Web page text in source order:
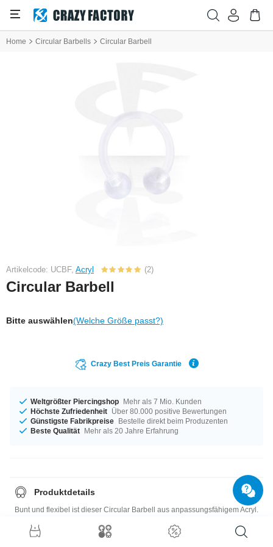
Home Circular Barbells Circular Barbell
Artikelcode: UCBF, Acryl (2)
Circular Barbell
Bitte auswählen(Welche Größe passt?)
Crazy Best Preis Garantie
Weltgrößter Piercingshop Mehr als 7 Mio. Kunden
Höchste Zufriedenheit Über 80.000 positive Bewertungen
Günstigste Fabrikpreise Bestelle direkt beim Produzenten
Beste Qualität Mehr als 20 Jahre Erfahrung
Produktdetails
Bunt und flexibel ist dieser Circular Barbell aus anpassungsfähigem Acryl.